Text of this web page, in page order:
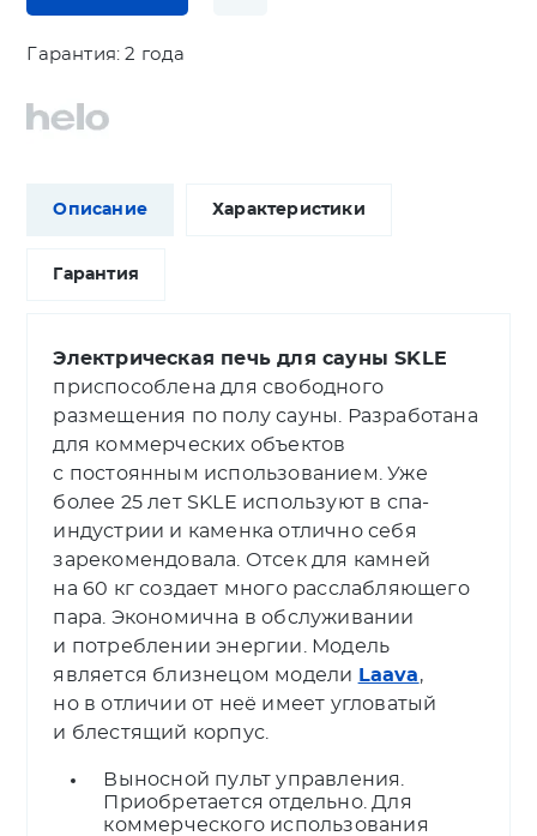
Гарантия: 2 года
Описание Характеристики
Гарантия
Электрическая печь для сауны SKLE
приспособлена для свободного
размещения по полу сауны. Разработана
для коммерческих объектов
с постоянным использованием. Уже
более 25 лет SKLE используют в спа-
индустрии и каменка отлично себя
зарекомендовала. Отсек для камней
на 60 кг создает много расслабляющего
пара. Экономична в обслуживании
и потреблении энергии. Модель
является близнецом модели
Laava,
но в отличии от неё имеет угловатый
и блестящий корпус.
Выносной пульт управления.
Приобретается отдельно. Для
коммерческого использования